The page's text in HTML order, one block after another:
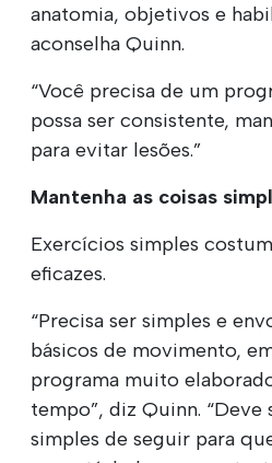
anatomia, objetivos e
aconselha Quinn.
“Você precisa de um
possa ser consistente,
para evitar lesões.”
Mantenha as coisas
Exercícios simples
eficazes.
“Precisa ser simples e
básicos de movimento,
programa muito
tempo”, diz Quinn.
simples de seguir para